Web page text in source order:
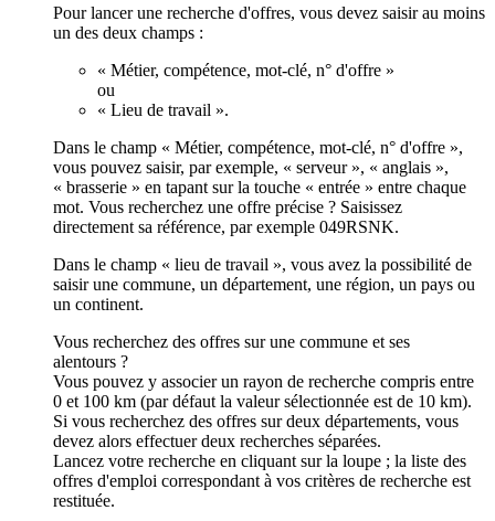
Pour lancer une recherche d'offres, vous devez saisir au moins
un des deux champs :
« Métier, compétence, mot-clé, n° d'offre »
ou
« Lieu de travail ».
Dans le champ « Métier, compétence, mot-clé, n° d'offre »,
vous pouvez saisir, par exemple, « serveur », « anglais »,
« brasserie » en tapant sur la touche « entrée » entre chaque
mot. Vous recherchez une offre précise ? Saisissez
directement sa référence, par exemple 049RSNK.
Dans le champ « lieu de travail », vous avez la possibilité de
saisir une commune, un département, une région, un pays ou
un continent.
Vous recherchez des offres sur une commune et ses
alentours ?
Vous pouvez y associer un rayon de recherche compris entre
0 et 100 km (par défaut la valeur sélectionnée est de 10 km).
Si vous recherchez des offres sur deux départements, vous
devez alors effectuer deux recherches séparées.
Lancez votre recherche en cliquant sur la loupe ; la liste des
offres d'emploi correspondant à vos critères de recherche est
restituée.